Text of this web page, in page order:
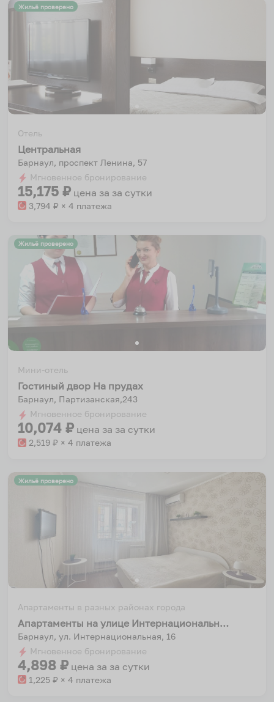
Жильё проверено
Отель
Центральная
Барнаул, проспект Ленина, 57
Мгновенное бронирование
15,175 ₽ цена за за сутки
3,794 ₽ × 4 платежа
Жильё проверено
Мини-отель
Гостиный двор На прудах
Барнаул, Партизанская,243
Мгновенное бронирование
10,074 ₽ цена за за сутки
2,519 ₽ × 4 платежа
Жильё проверено
Апартаменты в разных районах города
Апартаменты на улице Интернациональная 16
Барнаул, ул. Интернациональная, 16
Мгновенное бронирование
4,898 ₽ цена за за сутки
1,225 ₽ × 4 платежа